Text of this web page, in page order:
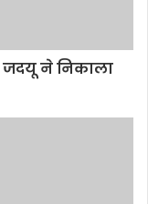
जदयू ने निकाला